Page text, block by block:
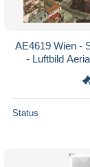
AE4619 Wien -
- Luftbild
Status